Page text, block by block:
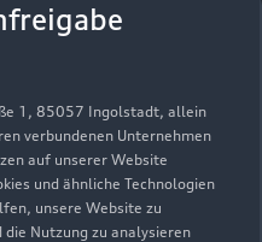
1, 85057 Ingolstadt, allein
verbundenen Unternehmen
auf unserer Website
und ähnliche Technologien
unsere Website zu
Nutzung zu analysieren